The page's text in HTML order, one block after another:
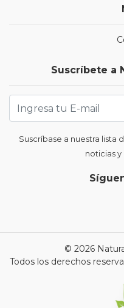
Suscríbete a
Suscríbase a nuestra
noticias
© 2026
Todos los derechos